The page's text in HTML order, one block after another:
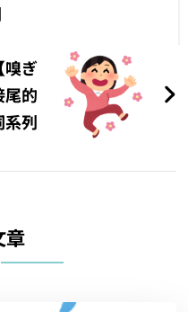
嗅ぎ
尾的
系列
章